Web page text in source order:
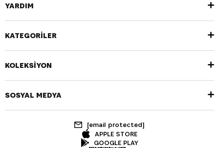
YARDIM
KATEGORİLER
KOLEKSİYON
SOSYAL MEDYA
[email protected]
APPLE STORE
GOOGLE PLAY